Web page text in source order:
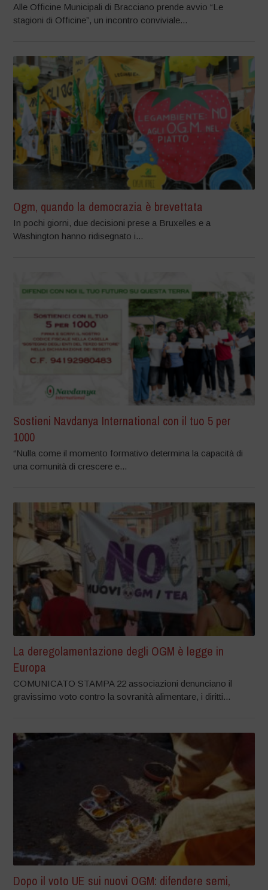
Alle Officine Municipali di Bracciano prende avvio “Le
stagioni di Officine”, un incontro conviviale...
Ogm, quando la democrazia è brevettata
In pochi giorni, due decisioni prese a Bruxelles e a
Washington hanno ridisegnato i...
Sostieni Navdanya International con il tuo 5 per
1000
“Nulla come il momento formativo determina la capacità di
una comunità di crescere e...
La deregolamentazione degli OGM è legge in
Europa
COMUNICATO STAMPA 22 associazioni denunciano il
gravissimo voto contro la sovranità alimentare, i diritti...
Dopo il voto UE sui nuovi OGM: difendere semi,